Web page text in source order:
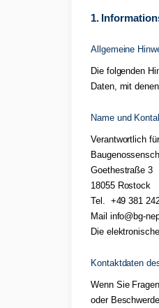
1.
Allgemeine
Die folgenden
Daten, mit
Name und
Verantwortlich
Goethestraße 3
18055 Rostock
Tel. +49 381
Mail info@bg-
Die
Kontaktdaten
Wenn Sie
oder